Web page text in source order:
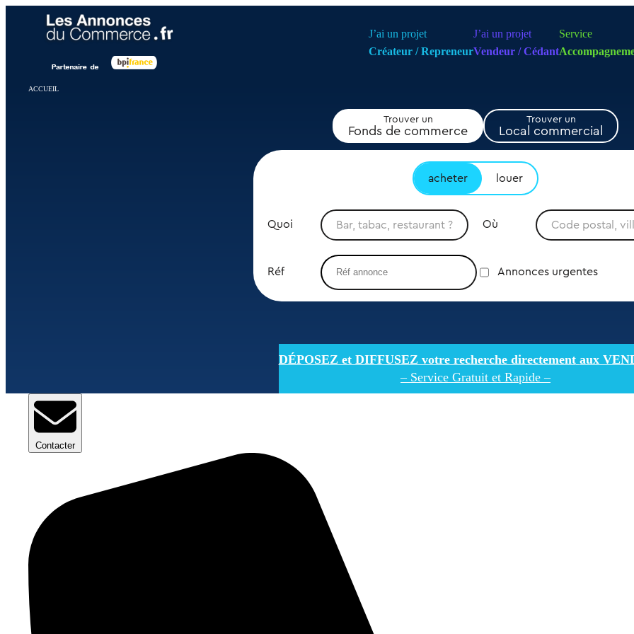
J’ai un projet
Créateur / Repreneur
J’ai un projet
Vendeur / Cédant
Service
ACCUEIL
Trouver un
Fonds de commerce
Trouver un
Local commercial
acheter louer
Quoi Où
Réf Annonces urgentes
DÉPOSEZ et DIFFUSEZ votre recherche directement aux
– Service Gratuit et Rapide –
Contacter
Panneau de gestion des cookies